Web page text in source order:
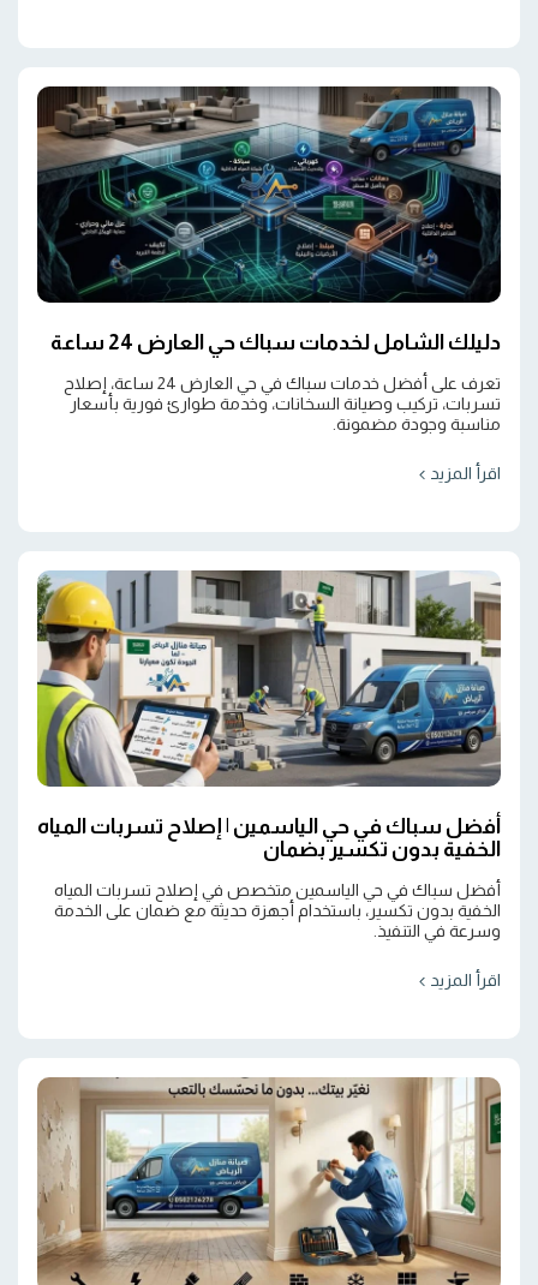
دليلك الشامل لخدمات سباك حي العارض 24 ساعة
تعرف على أفضل خدمات سباك في حي العارض 24 ساعة، إصلاح
تسربات، تركيب وصيانة السخانات، وخدمة طوارئ فورية بأسعار
مناسبة وجودة مضمونة.
اقرأ المزيد
أفضل سباك في حي الياسمين | إصلاح تسربات المياه
الخفية بدون تكسير بضمان
أفضل سباك في حي الياسمين متخصص في إصلاح تسربات المياه
الخفية بدون تكسير، باستخدام أجهزة حديثة مع ضمان على الخدمة
وسرعة في التنفيذ.
اقرأ المزيد